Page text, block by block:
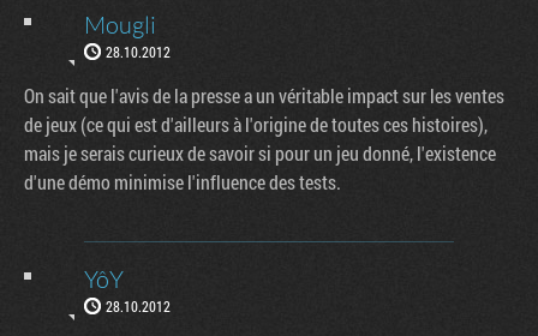
Mougli
28.10.2012
On sait que l'avis de la presse a un véritable impact sur les ventes
de jeux (ce qui est d'ailleurs à l'origine de toutes ces histoires),
mais je serais curieux de savoir si pour un jeu donné, l'existence
d'une démo minimise l'influence des tests.
YôY
28.10.2012